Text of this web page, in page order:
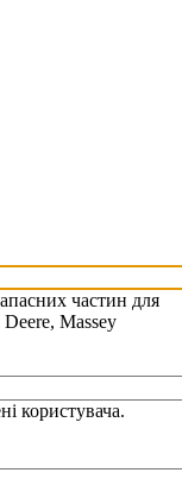
частин для
Massey
користувача.